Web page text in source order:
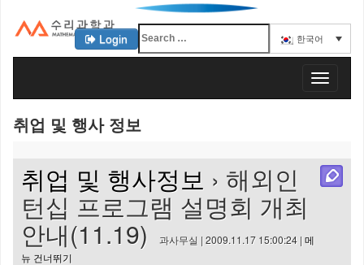
KAIST 수리과학과
Login 한국어
T
o
취업 및 행사 정보
취업 및 행사정보 › 해외인
턴십 프로그램 설명회 개최
안내(11.19) 과사무실 | 2009.11.17 15:00:24 | 메
뉴 건너뛰기